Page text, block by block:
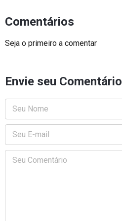
Comentários
Seja o primeiro a comentar
Envie seu Comentário